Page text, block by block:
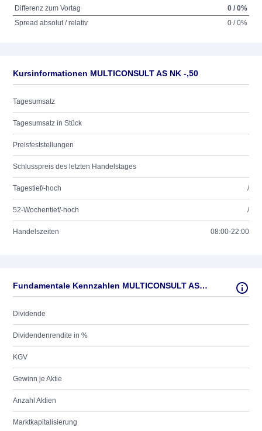
Differenz zum Vortag
0 / 0%
Spread absolut / relativ
0 / 0%
Kursinformationen MULTICONSULT AS NK -,50
Tagesumsatz
Tagesumsatz in Stück
Preisfeststellungen
Schlusspreis des letzten Handelstages
Tagestief/-hoch /
52-Wochentief/-hoch /
Handelszeiten 08:00-22:00
Fundamentale Kennzahlen MULTICONSULT AS NK -,50
Dividende
Dividendenrendite in %
KGV
Gewinn je Aktie
Anzahl Aktien
Marktkapitalisierung